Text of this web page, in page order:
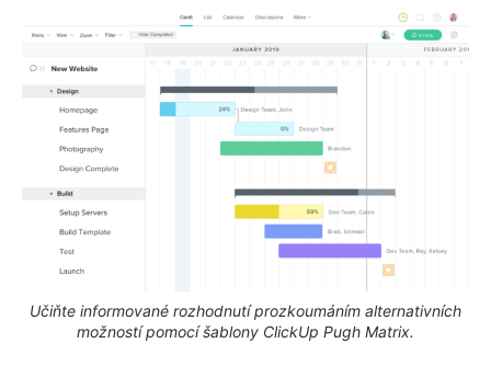
Učiňte informované rozhodnutí prozkoumáním alternativních
možností pomocí šablony ClickUp Pugh Matrix.